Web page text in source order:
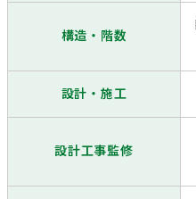
構造・階数
設計・施工
設計工事監修